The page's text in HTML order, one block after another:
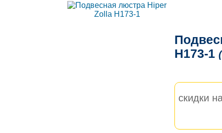
H173-1
скидки